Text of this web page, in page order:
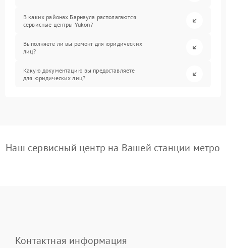
В каких районах Барнаула располагаются
сервисные центры Yukon?
Выполняете ли вы ремонт для юридических
лиц?
Какую документацию вы предоставляете
для юридических лиц?
Наш сервисный центр на Вашей станции метро
Контактная информация